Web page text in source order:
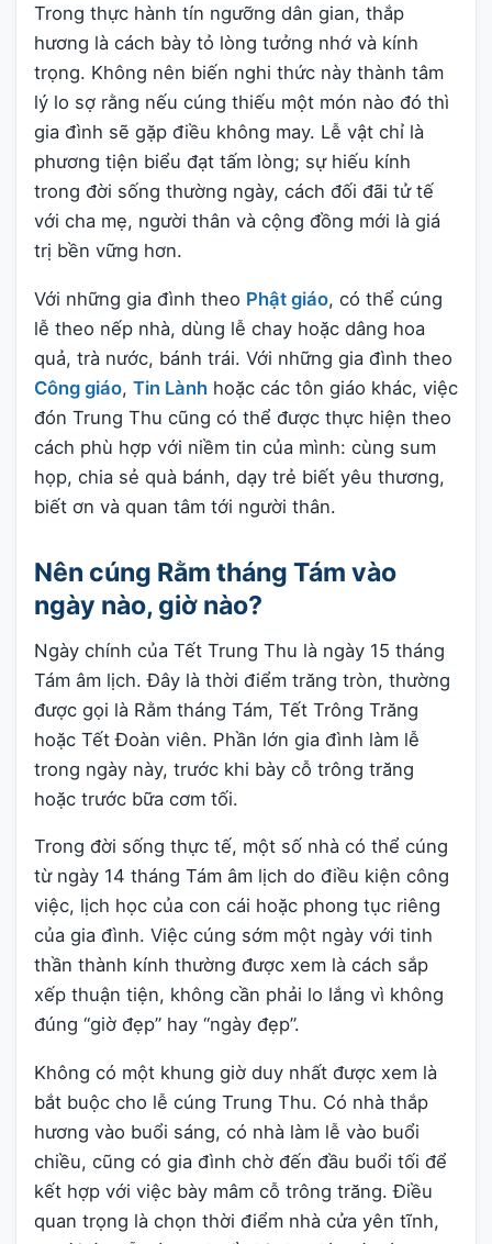
Trong thực hành tín ngưỡng dân gian, thắp
hương là cách bày tỏ lòng tưởng nhớ và kính
trọng. Không nên biến nghi thức này thành tâm
lý lo sợ rằng nếu cúng thiếu một món nào đó thì
gia đình sẽ gặp điều không may. Lễ vật chỉ là
phương tiện biểu đạt tấm lòng; sự hiếu kính
trong đời sống thường ngày, cách đối đãi tử tế
với cha mẹ, người thân và cộng đồng mới là giá
trị bền vững hơn.
Với những gia đình theo Phật giáo, có thể cúng
lễ theo nếp nhà, dùng lễ chay hoặc dâng hoa
quả, trà nước, bánh trái. Với những gia đình theo
Công giáo, Tin Lành hoặc các tôn giáo khác, việc
đón Trung Thu cũng có thể được thực hiện theo
cách phù hợp với niềm tin của mình: cùng sum
họp, chia sẻ quà bánh, dạy trẻ biết yêu thương,
biết ơn và quan tâm tới người thân.
Nên cúng Rằm tháng Tám vào
ngày nào, giờ nào?
Ngày chính của Tết Trung Thu là ngày 15 tháng
Tám âm lịch. Đây là thời điểm trăng tròn, thường
được gọi là Rằm tháng Tám, Tết Trông Trăng
hoặc Tết Đoàn viên. Phần lớn gia đình làm lễ
trong ngày này, trước khi bày cỗ trông trăng
hoặc trước bữa cơm tối.
Trong đời sống thực tế, một số nhà có thể cúng
từ ngày 14 tháng Tám âm lịch do điều kiện công
việc, lịch học của con cái hoặc phong tục riêng
của gia đình. Việc cúng sớm một ngày với tinh
thần thành kính thường được xem là cách sắp
xếp thuận tiện, không cần phải lo lắng vì không
đúng “giờ đẹp” hay “ngày đẹp”.
Không có một khung giờ duy nhất được xem là
bắt buộc cho lễ cúng Trung Thu. Có nhà thắp
hương vào buổi sáng, có nhà làm lễ vào buổi
chiều, cũng có gia đình chờ đến đầu buổi tối để
kết hợp với việc bày mâm cỗ trông trăng. Điều
quan trọng là chọn thời điểm nhà cửa yên tĩnh,